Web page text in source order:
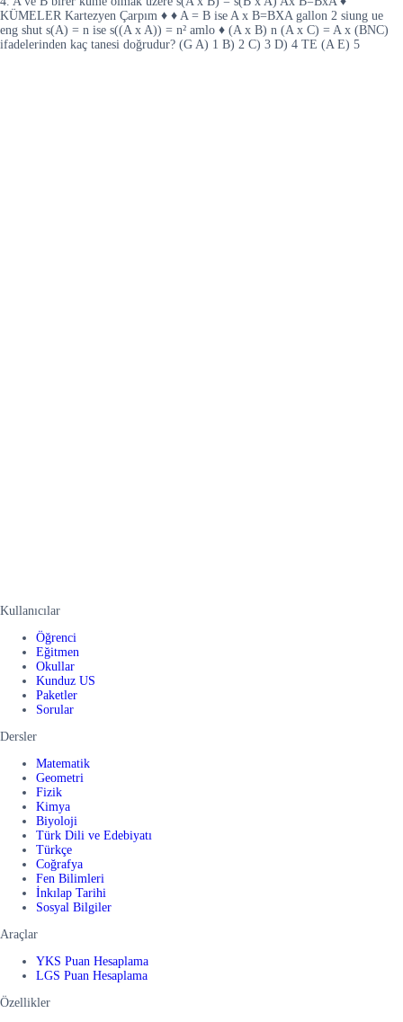
KÜMELER Kartezyen Çarpım ♦ ♦ A = B ise A x B=BXA gallon 2 siung ue
eng shut s(A) = n ise s((A x A)) = n² amlo ♦ (A x B) n (A x C) = A x (BNC)
ifadelerinden kaç tanesi doğrudur? (G A) 1 B) 2 C) 3 D) 4 TE (A E) 5
Kullanıcılar
Öğrenci
Eğitmen
Okullar
Kunduz US
Paketler
Sorular
Dersler
Matematik
Geometri
Fizik
Kimya
Biyoloji
Türk Dili ve Edebiyatı
Türkçe
Coğrafya
Fen Bilimleri
İnkılap Tarihi
Sosyal Bilgiler
Araçlar
YKS Puan Hesaplama
LGS Puan Hesaplama
Özellikler